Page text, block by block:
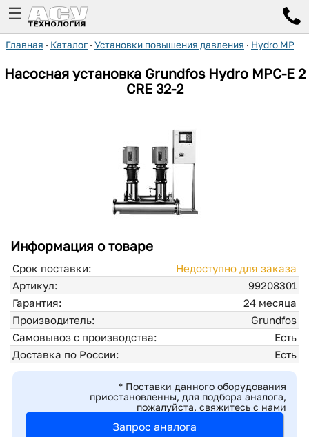
☰
Главная · Каталог · Установки повышения давления · Hydro MPC-E
Насосная установка Grundfos Hydro MPC-E 2
CRE 32-2
Информация о товаре
Срок поставки:
Недоступно для заказа
Артикул:
99208301
Гарантия:
24 месяца
Производитель:
Grundfos
Самовывоз с производства:
Есть
Доставка по России:
Есть
* Поставки данного оборудования
приостановленны, для подбора аналога,
пожалуйста, свяжитесь с нами
Запрос аналога